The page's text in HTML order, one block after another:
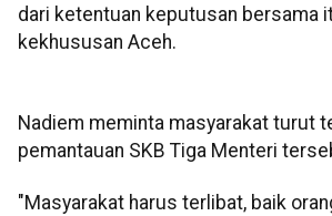
dari ketentuan keputusan bersama
kekhususan Aceh.
Nadiem meminta masyarakat turut
pemantauan SKB Tiga Menteri
"Masyarakat harus terlibat, baik